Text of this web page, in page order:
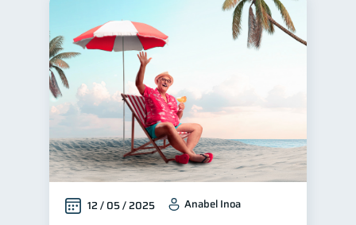
Superintendencia de Bancos 4
Criptomonedas 2
Inversiones 2
Finanzas Personales
Finanzas en Pareja 1
Educación Financiera 1
Fraudes 1 Mipymes 1
12 / 05 / 2025 Anabel Inoa